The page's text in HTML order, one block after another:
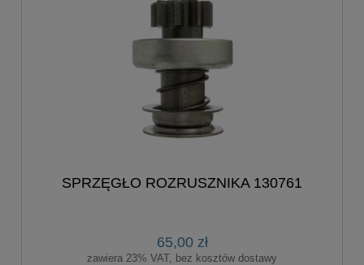
SPRZĘGŁO ROZRUSZNIKA 130761
65,00 zł
zawiera 23% VAT, bez kosztów dostawy